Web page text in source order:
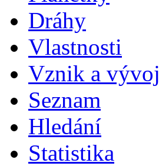
Dráhy
Vlastnosti
Vznik a vývoj
Seznam
Hledání
Statistika